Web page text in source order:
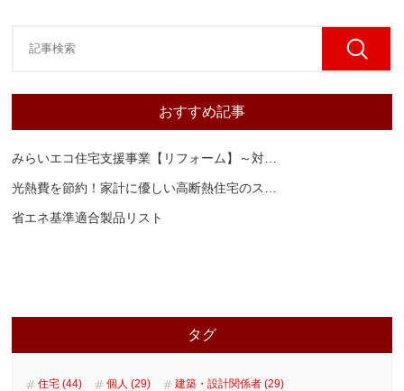
おすすめ記事
みらいエコ住宅支援事業【リフォーム】～対
光熱費を節約！家計に優しい高断熱住宅のス
省エネ基準適合製品リスト
タグ
住宅 (44) 個人 (29)
建築・設計関係者 (29)